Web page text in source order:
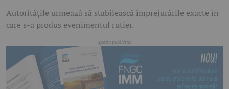
Autoritățile urmează să stabilească împrejurările exacte în
care s-a produs evenimentul rutier.